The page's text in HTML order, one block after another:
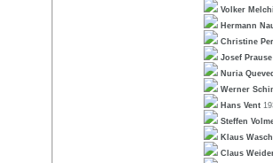
Volker
Hermann
Christine
Josef
Nuria
Werner
Hans Vent
Steffen
Klaus
Claus